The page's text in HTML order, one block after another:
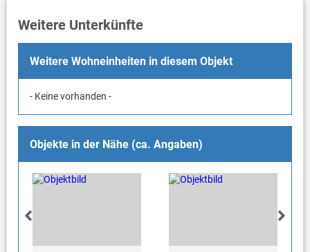
Weitere Unterkünfte
Weitere Wohneinheiten in diesem Objekt
- Keine vorhanden -
Objekte in der Nähe (ca. Angaben)